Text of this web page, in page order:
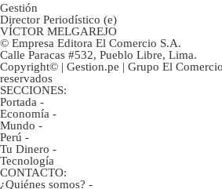
Gestión
Director Periodístico (e)
VÍCTOR MELGAREJO
© Empresa Editora El Comercio S.A.
Calle Paracas #532, Pueblo Libre, Lima.
Copyright© | Gestion.pe | Grupo El
reservados
SECCIONES:
Portada -
Economía -
Mundo -
Perú -
Tu Dinero -
Tecnología
CONTACTO:
¿Quiénes somos? -